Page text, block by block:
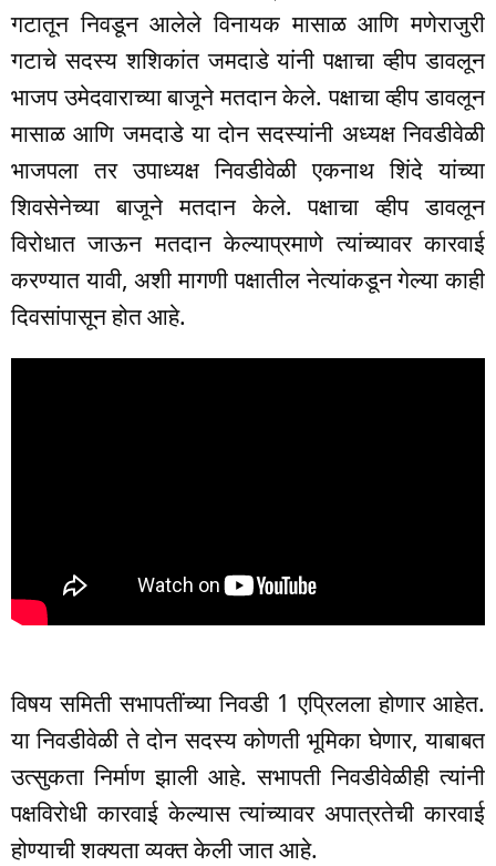
गटातून निवडून आलेले विनायक मासाळ आणि मणेराजुरी
गटाचे सदस्य शशिकांत जमदाडे यांनी पक्षाचा व्हीप डावलून
भाजप उमेदवाराच्या बाजूने मतदान केले. पक्षाचा व्हीप डावलून
मासाळ आणि जमदाडे या दोन सदस्यांनी अध्यक्ष निवडीवेळी
भाजपला तर उपाध्यक्ष निवडीवेळी एकनाथ शिंदे यांच्या
शिवसेनेच्या बाजूने मतदान केले. पक्षाचा व्हीप डावलून
विरोधात जाऊन मतदान केल्याप्रमाणे त्यांच्यावर कारवाई
करण्यात यावी, अशी मागणी पक्षातील नेत्यांकडून गेल्या काही
दिवसांपासून होत आहे.
विषय समिती सभापतींच्या निवडी 1 एप्रिलला होणार आहेत.
या निवडीवेळी ते दोन सदस्य कोणती भूमिका घेणार, याबाबत
उत्सुकता निर्माण झाली आहे. सभापती निवडीवेळीही त्यांनी
पक्षविरोधी कारवाई केल्यास त्यांच्यावर अपात्रतेची कारवाई
होण्याची शक्यता व्यक्त केली जात आहे.